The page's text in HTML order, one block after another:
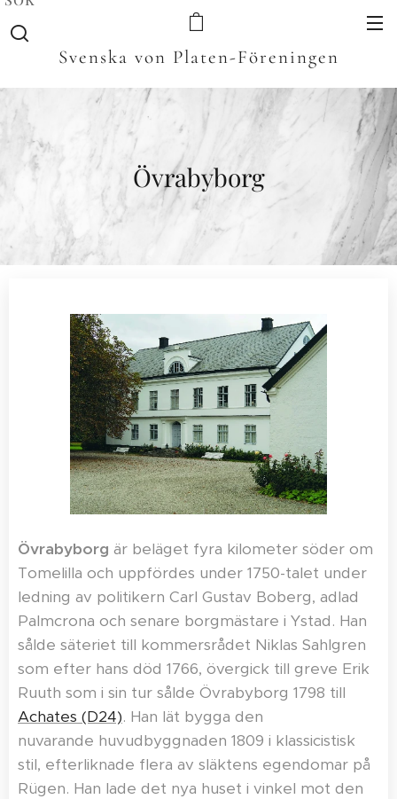
Svenska von Platen-Föreningen
Övrabyborg
Övrabyborg är beläget fyra kilometer söder om
Tomelilla och uppfördes under 1750-talet under
ledning av politikern Carl Gustav Boberg, adlad
Palmcrona och senare borgmästare i Ystad. Han
sålde säteriet till kommersrådet Niklas Sahlgren
som efter hans död 1766, övergick till greve Erik
Ruuth som i sin tur sålde Övrabyborg 1798 till
Achates (D24). Han lät bygga den
nuvarande huvudbyggnaden 1809 i klassicistisk
stil, efterliknade flera av släktens egendomar på
Rügen. Han lade det nya huset i vinkel mot den